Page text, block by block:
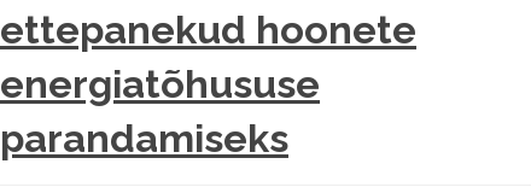
ettepanekud hoonete
energiatõhususe
parandamiseks